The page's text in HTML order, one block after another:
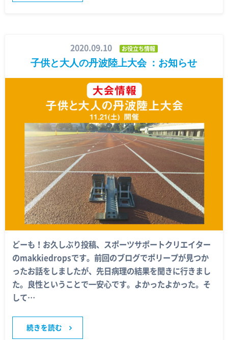
2020.09.10 お役立ち情報
子供と大人の丹波陸上大会 ：お知らせ
どーも！お久しぶり投稿、スポーツサポートクリエイター
のmakkiedropsです。前回のブログでポリープが見つか
ったお話をしましたが、先日病理の結果を聞きに行きまし
た。良性ということで一安心です。よかったよかった。そ
して…
続きを読む